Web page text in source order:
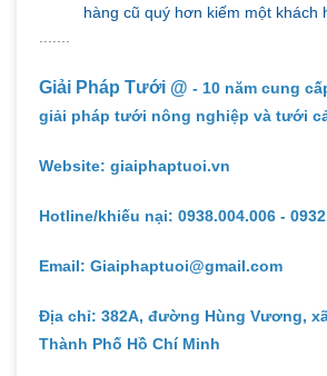
hàng cũ quý hơn kiếm một khách
Giải Pháp Tưới @ - 10 năm cung
giải pháp tưới nông nghiệp và tưới
Website: giaiphaptuoi.vn
Hotline/khiếu nại: 0938.004.006 -
Email: Giaiphaptuoi@gmail.com
Địa chỉ: 382A, đường Hùng Vương,
Thành Phố Hồ Chí Minh